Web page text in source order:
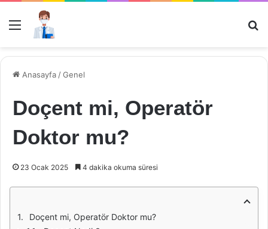
Menü
Anasayfa /Genel
Doçent mi, Operatör
Doktor mu?
23 Ocak 2025 4 dakika okuma süresi
Doçent mi, Operatör Doktor mu?